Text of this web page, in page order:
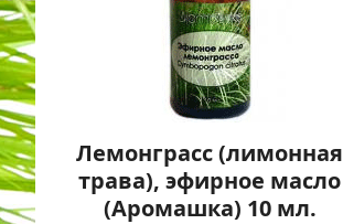
Лемонграсс (лимонная
трава), эфирное масло
(Аромашка) 10 мл.